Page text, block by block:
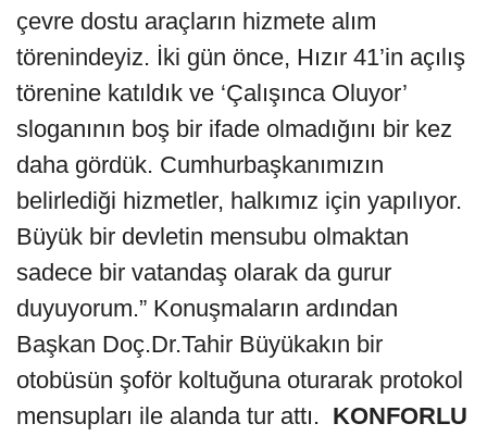
çevre dostu araçların hizmete alım
törenindeyiz. İki gün önce, Hızır 41’in açılış
törenine katıldık ve ‘Çalışınca Oluyor’
sloganının boş bir ifade olmadığını bir kez
daha gördük. Cumhurbaşkanımızın
belirlediği hizmetler, halkımız için yapılıyor.
Büyük bir devletin mensubu olmaktan
sadece bir vatandaş olarak da gurur
duyuyorum.” Konuşmaların ardından
Başkan Doç.Dr.Tahir Büyükakın bir
otobüsün şoför koltuğuna oturarak protokol
mensupları ile alanda tur attı. KONFORLU